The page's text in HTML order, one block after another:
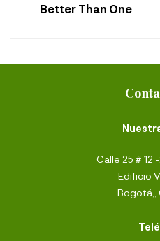
Better Than One
Calle 25 # 12
Edificio
Bogotá,,